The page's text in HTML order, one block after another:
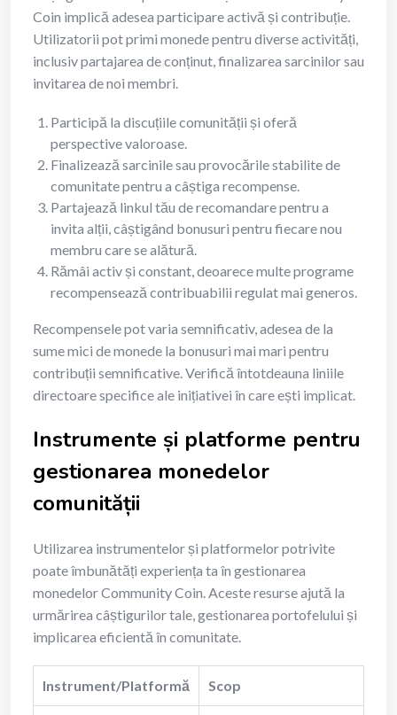
Coin implică adesea participare activă și contribuție.
Utilizatorii pot primi monede pentru diverse activități,
inclusiv partajarea de conținut, finalizarea sarcinilor sau
invitarea de noi membri.
Participă la discuțiile comunității și oferă
perspective valoroase.
Finalizează sarcinile sau provocările stabilite de
comunitate pentru a câștiga recompense.
Partajează linkul tău de recomandare pentru a
invita alții, câștigând bonusuri pentru fiecare nou
membru care se alătură.
Rămâi activ și constant, deoarece multe programe
recompensează contribuabilii regulat mai generos.
Recompensele pot varia semnificativ, adesea de la
sume mici de monede la bonusuri mai mari pentru
contribuții semnificative. Verifică întotdeauna liniile
directoare specifice ale inițiativei în care ești implicat.
Instrumente și platforme pentru
gestionarea monedelor
comunității
Utilizarea instrumentelor și platformelor potrivite
poate îmbunătăți experiența ta în gestionarea
monedelor Community Coin. Aceste resurse ajută la
urmărirea câștigurilor tale, gestionarea portofelului și
implicarea eficientă în comunitate.
Instrument/Platformă Scop